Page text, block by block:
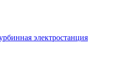
электростанция